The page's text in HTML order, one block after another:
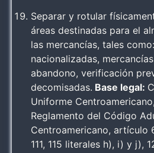
Separar y rotular
áreas destinadas para el
las mercancías, tales
nacionalizadas,
abandono, verificación
decomisadas. Base legal:
Uniforme
Reglamento del Código
Centroamericano, artículo
111, 115 literales h), i) y j),